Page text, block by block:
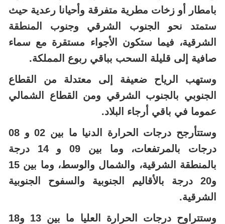
بامطار أو زخات مطرية متفرقة وأحيانا رعدية حيث
ستمتد نحو الجنوب الشرقي وجنوب المنطقة
الشرقية، فيما ستكون الأجواء مستقرة مع سماء
صافية إلى قليلة السحب بباقي ربوع المملكة.
وستهب الرياح ضعيفة إلى معتدلة من القطاع
الجنوبي بالجنوب الشرقي ومن القطاع الشمالي
عموما في باقي أرجاء البلاد.
وستتأرجح درجات الحرارة الدنيا ما بين 02 و 08
درجات بالمرتفعات، وما بين 09 و 14 درجة
بالمنطقة الشرقية، والشمال والوسط، وما بين 15
و20 درجة بالأقاليم الجنوبية والسفوح الجنوبية
الشرقية.
وستتراوح درجات الحرارة العليا ما بين 13 و18